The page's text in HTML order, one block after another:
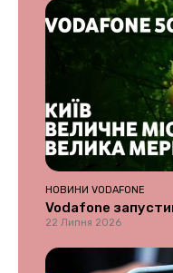
НОВИНИ VODAFONE
Vodafone
22 Липня 2026